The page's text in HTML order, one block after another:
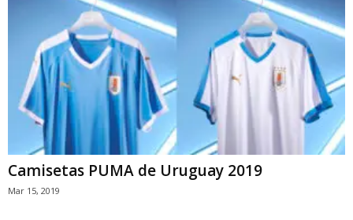
Camisetas PUMA de Uruguay 2019
Mar 15, 2019